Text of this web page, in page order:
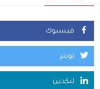
فيسبوك
تويتر
لنكدين